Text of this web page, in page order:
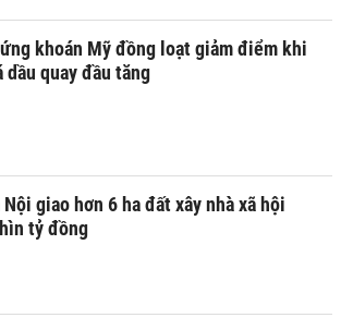
khoán Mỹ đồng loạt giảm điểm khi
dầu quay đầu tăng
Nội giao hơn 6 ha đất xây nhà xã hội
tỷ đồng